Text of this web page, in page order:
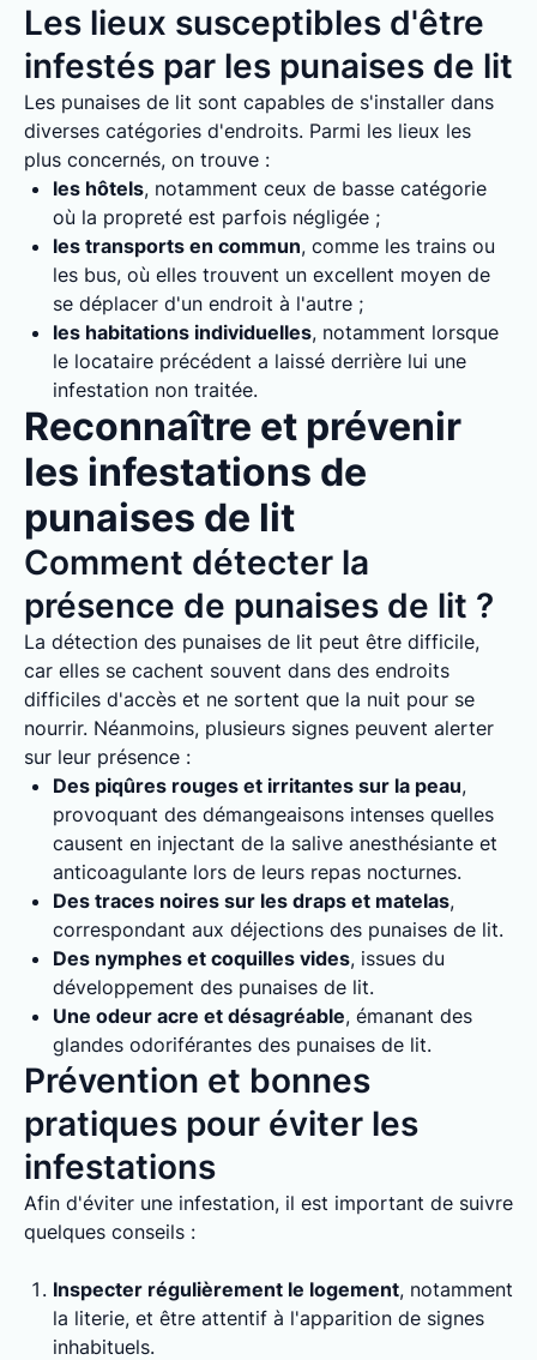
Les lieux susceptibles d'être
infestés par les punaises de lit
Les punaises de lit sont capables de s'installer dans
diverses catégories d'endroits. Parmi les lieux les
plus concernés, on trouve :
les hôtels, notamment ceux de basse catégorie
où la propreté est parfois négligée ;
les transports en commun, comme les trains ou
les bus, où elles trouvent un excellent moyen de
se déplacer d'un endroit à l'autre ;
les habitations individuelles, notamment lorsque
le locataire précédent a laissé derrière lui une
infestation non traitée.
Reconnaître et prévenir
les infestations de
punaises de lit
Comment détecter la
présence de punaises de lit ?
La détection des punaises de lit peut être difficile,
car elles se cachent souvent dans des endroits
difficiles d'accès et ne sortent que la nuit pour se
nourrir. Néanmoins, plusieurs signes peuvent alerter
sur leur présence :
Des piqûres rouges et irritantes sur la peau,
provoquant des démangeaisons intenses quelles
causent en injectant de la salive anesthésiante et
anticoagulante lors de leurs repas nocturnes.
Des traces noires sur les draps et matelas,
correspondant aux déjections des punaises de lit.
Des nymphes et coquilles vides, issues du
développement des punaises de lit.
Une odeur acre et désagréable, émanant des
glandes odoriférantes des punaises de lit.
Prévention et bonnes
pratiques pour éviter les
infestations
Afin d'éviter une infestation, il est important de suivre
quelques conseils :
Inspecter régulièrement le logement, notamment
la literie, et être attentif à l'apparition de signes
inhabituels.